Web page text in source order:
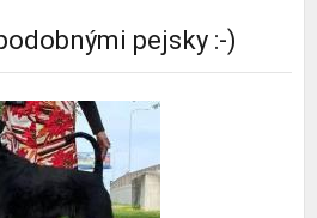
pejsky :-)